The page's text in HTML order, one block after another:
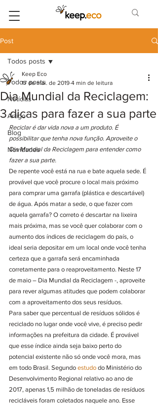
Post
Todos posts
Notícias
Artigo
Blog
Novidades
Todos posts
Dia Mundial da Reciclagem:
3 dicas para fazer a sua parte
Keep Eco
17 de mai. de 2019 4 min de leitura
Reciclar é dar vida nova a um produto. É
possibilitar que tenha nova função. Aproveite o
Dia Mundial da Reciclagem para entender como
fazer a sua parte.
De repente você está na rua e bate aquela sede. É
provável que você procure o local mais próximo
para comprar uma garrafa (plástica e descartável)
de água. Após matar a sede, o que fazer com
aquela garrafa? O correto é descartar na lixeira
mais próxima, mas se você quer colaborar com o
aumento dos índices de reciclagem do país, o
ideal seria depositar em um local onde você tenha
certeza que a garrafa será encaminhada
corretamente para o reaproveitamento. Neste 17
de maio – Dia Mundial da Reciclagem -, aproveite
para rever algumas atitudes que podem colaborar
com a aproveitamento dos seus resíduos.
Para saber que percentual de resíduos sólidos é
reciclado no lugar onde você vive, é preciso pedir
informações na prefeitura da cidade. É provável
que esse índice ainda seja baixo perto do
potencial existente não só onde você mora, mas
em todo Brasil. Segundo estudo do Ministério do
Desenvolvimento Regional relativo ao ano de
2017, apenas 1,5 milhão de toneladas de resíduos
recicláveis foram coletados naquele ano. Esse